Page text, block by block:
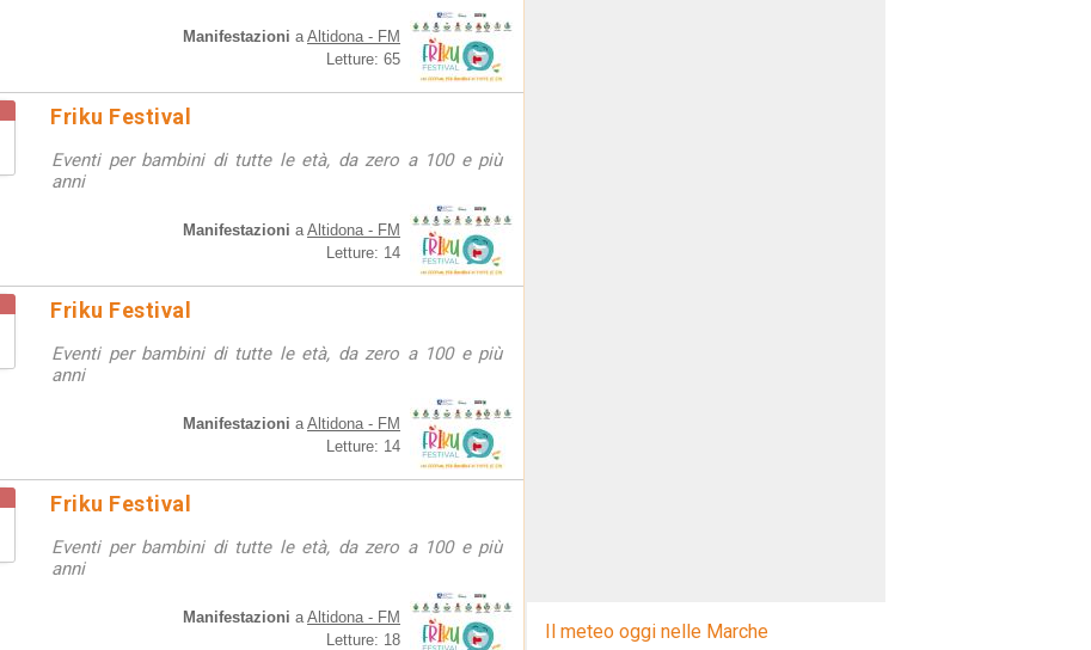
Manifestazioni aAltidona - FM
Letture: 65
Friku Festival
Eventi per bambini di tutte le età, da zero a 100 e più
anni
Manifestazioni aAltidona - FM
Letture: 14
Friku Festival
Eventi per bambini di tutte le età, da zero a 100 e più
anni
Manifestazioni aAltidona - FM
Letture: 14
Friku Festival
Eventi per bambini di tutte le età, da zero a 100 e più
anni
Manifestazioni aAltidona - FM
Letture: 18
Il meteo oggi nelle Marche